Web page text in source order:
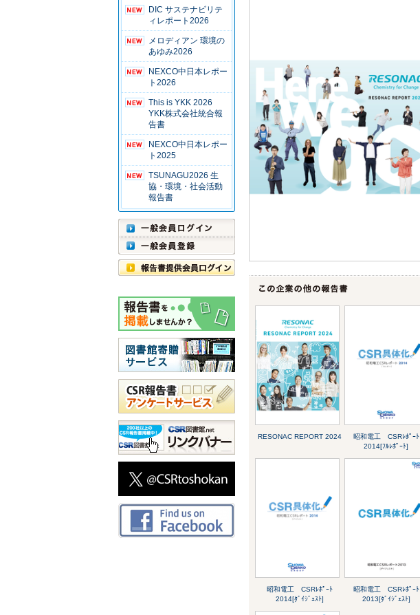
DIC サステナビリテ
ィレポート2026
メロディアン 環境の
あゆみ2026
NEXCO中日本レポー
ト2026
This is YKK 2026
YKK株式会社統合報
告書
NEXCO中日本レポー
ト2025
TSUNAGU2026 生
協・環境・社会活動
報告書
RESONAC REPORT 2024
昭和電工 CSRﾚﾎﾟｰﾄ
2014[ﾌﾙﾚﾎﾟｰﾄ]
昭和電工 CSRﾚﾎﾟｰﾄ
2014[ﾀﾞｲｼﾞｪｽﾄ]
昭和電工 CSRﾚﾎﾟｰﾄ
2013[ﾀﾞｲｼﾞｪｽﾄ]